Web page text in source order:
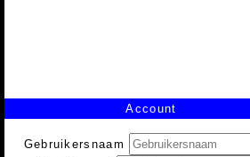
Account
Gebruikersnaam